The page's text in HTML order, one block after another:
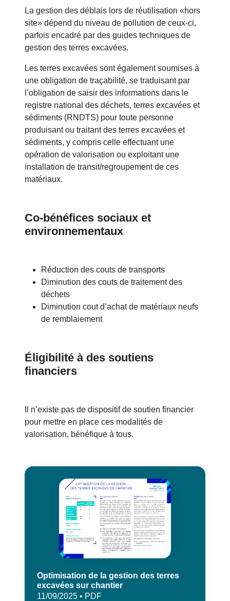
La gestion des déblais lors de réutilisation «hors
site» dépend du niveau de pollution de ceux-ci,
parfois encadré par des guides techniques de
gestion des terres excavées.
Les terres excavées sont également soumises à
une obligation de traçabilité, se traduisant par
l’obligation de saisir des informations dans le
registre national des déchets, terres excavées et
sédiments (RNDTS) pour toute personne
produisant ou traitant des terres excavées et
sédiments, y compris celle effectuant une
opération de valorisation ou exploitant une
installation de transit/regroupement de ces
matériaux.
Co-bénéfices sociaux et
environnementaux
Réduction des couts de transports
Diminution des couts de traitement des
déchets
Diminution cout d’achat de matériaux neufs
de remblaiement
Éligibilité à des soutiens
financiers
Il n’existe pas de dispositif de soutien financier
pour mettre en place ces modalités de
valorisation, bénéfique à tous.
Optimisation de la gestion des terres
excavées sur chantier
11/09/2025 • PDF